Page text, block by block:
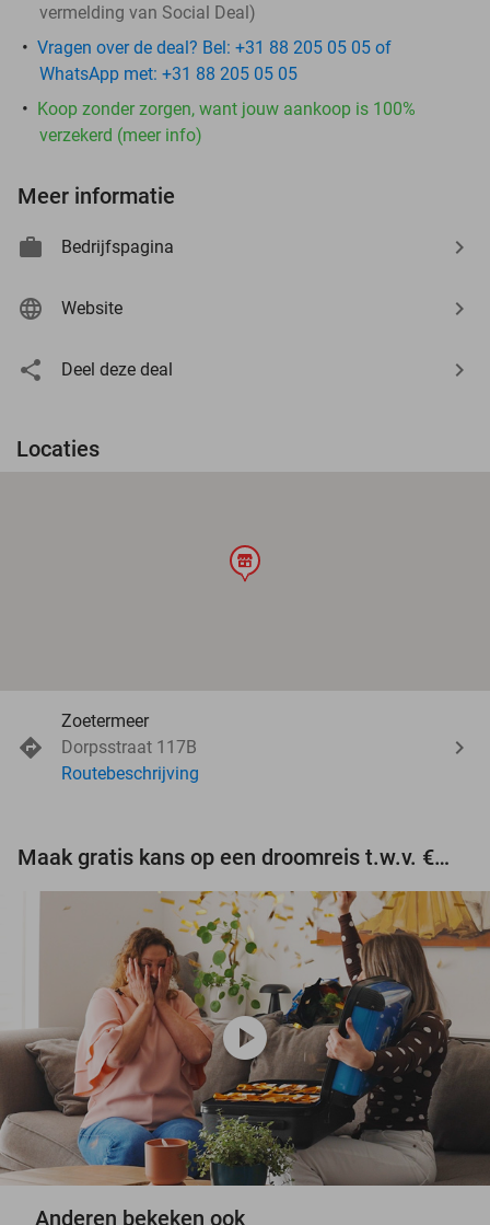
vermelding van Social Deal)
Vragen over de deal? Bel: +31 88 205 05 05 of
WhatsApp met: +31 88 205 05 05
Koop zonder zorgen, want jouw aankoop is 100%
verzekerd (meer info)
Meer informatie
Bedrijfspagina
Website
Deel deze deal
Locaties
store
Zoetermeer
Dorpsstraat 117B
Routebeschrijving
Maak gratis kans op een droomreis t.w.v. €3.000!
play_circle
Anderen bekeken ook